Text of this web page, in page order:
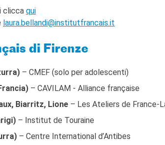
clicca qui
laura.bellandi@institutfrancais.it
di Firenze
– CMEF (solo per adolescenti)
– CAVILAM - Alliance française
Biarritz, Lione – Les Ateliers de France-
– Institut de Touraine
– Centre International d’Antibes